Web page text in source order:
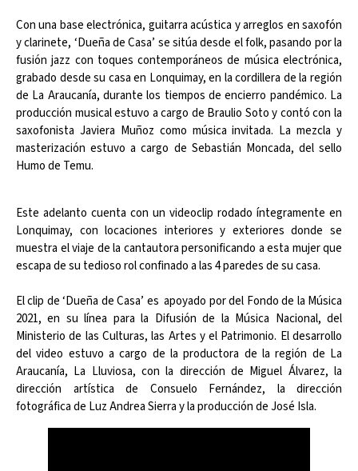
Con una base electrónica, guitarra acústica y arreglos en saxofón
y clarinete, ‘Dueña de Casa’ se sitúa desde el folk, pasando por la
fusión jazz con toques contemporáneos de música electrónica,
grabado desde su casa en Lonquimay, en la cordillera de la región
de La Araucanía, durante los tiempos de encierro pandémico. La
producción musical estuvo a cargo de Braulio Soto y contó con la
saxofonista Javiera Muñoz como música invitada. La mezcla y
masterización estuvo a cargo de Sebastián Moncada, del sello
Humo de Temu.
Este adelanto cuenta con un videoclip rodado íntegramente en
Lonquimay, con locaciones interiores y exteriores donde se
muestra el viaje de la cantautora personificando a esta mujer que
escapa de su tedioso rol confinado a las 4 paredes de su casa.
El clip de ‘Dueña de Casa’ es apoyado por del Fondo de la Música
2021, en su línea para la Difusión de la Música Nacional, del
Ministerio de las Culturas, las Artes y el Patrimonio. El desarrollo
del video estuvo a cargo de la productora de la región de La
Araucanía, La Lluviosa, con la dirección de Miguel Álvarez, la
dirección artística de Consuelo Fernández, la dirección
fotográfica de Luz Andrea Sierra y la producción de José Isla.